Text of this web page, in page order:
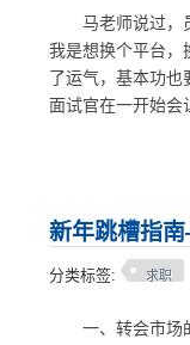
马老师说过，员
我是想换个平台，
了运气，基本功
面试官在一开始会
新年跳槽指
分类标签: 求职
一、转会市场的